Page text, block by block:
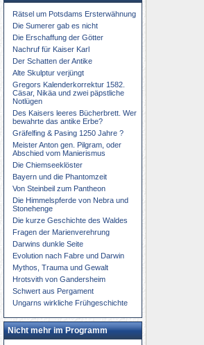
Rätsel um Potsdams Ersterwähnung
Die Sumerer gab es nicht
Die Erschaffung der Götter
Nachruf für Kaiser Karl
Der Schatten der Antike
Alte Skulptur verjüngt
Gregors Kalenderkorrektur 1582.
Cäsar, Nikäa und zwei päpstliche
Notlügen
Des Kaisers leeres Bücherbrett. Wer
bewahrte das antike Erbe?
Gräfelfing & Pasing 1250 Jahre ?
Meister Anton gen. Pilgram, oder
Abschied vom Manierismus
Die Chiemseeklöster
Bayern und die Phantomzeit
Von Steinbeil zum Pantheon
Die Himmelspferde von Nebra und
Stonehenge
Die kurze Geschichte des Waldes
Fragen der Marienverehrung
Darwins dunkle Seite
Evolution nach Fabre und Darwin
Mythos, Trauma und Gewalt
Hrotsvith von Gandersheim
Schwert aus Pergament
Ungarns wirkliche Frühgeschichte
Nicht mehr im Programm